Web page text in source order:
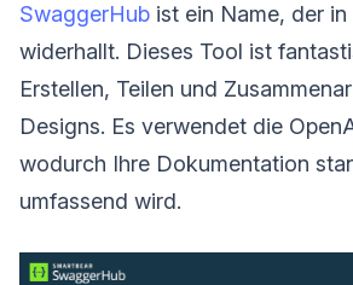
SwaggerHub ist ein Name, der
widerhallt. Dieses Tool ist
Erstellen, Teilen und
Designs. Es verwendet die
wodurch Ihre Dokumentation
umfassend wird.